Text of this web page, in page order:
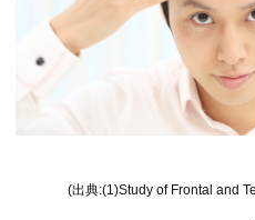
(出典:(1)Study of Frontal and